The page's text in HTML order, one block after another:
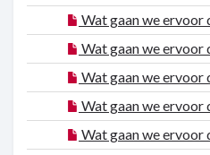
Wat gaan we ervoor
Wat gaan we ervoor
Wat gaan we ervoor
Wat gaan we ervoor
Wat gaan we ervoor